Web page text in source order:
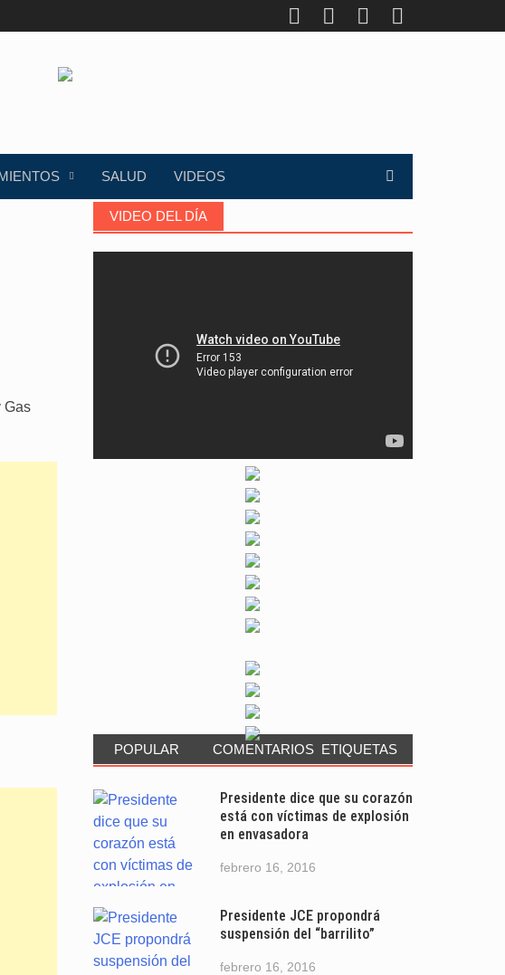
SALUD VIDEOS
Gas
VIDEO DEL DÍA
POPULAR COMENTARIOS ETIQUETAS
Presidente dice que su corazón
está con víctimas de explosión
en envasadora
febrero 16, 2016
Presidente JCE propondrá
suspensión del “barrilito”
febrero 16, 2016